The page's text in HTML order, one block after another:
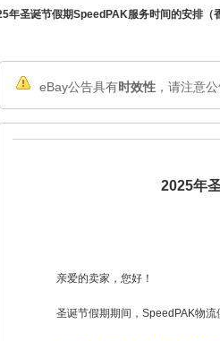
年圣诞节假期SpeedPAK服务时间的安排（
eBay公告具有时效性，请注意
2025年
亲爱的卖家，您好！
圣诞节假期期间，SpeedPAK物